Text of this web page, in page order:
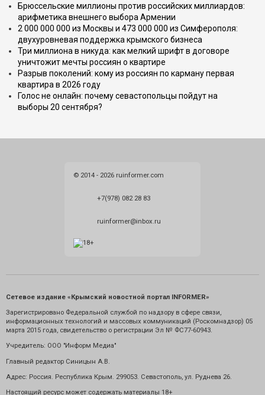
Брюссельские миллионы против российских миллиардов:
арифметика внешнего выбора Армении
2 000 000 000 из Москвы и 473 000 000 из Симферополя:
двухуровневая поддержка крымского бизнеса
Три миллиона в никуда: как мелкий шрифт в договоре
уничтожит мечты россиян о квартире
Разрыв поколений: кому из россиян по карману первая
квартира в 2026 году
Голос не онлайн: почему севастопольцы пойдут на
выборы 20 сентября?
© 2014 - 2026 ruinformer.com
+7(978) 082 28 83
ruinformer@inbox.ru
Сетевое издание «Крымский новостной портал INFORMER»
Зарегистрировано Федеральной службой по надзору в сфере связи,
информационных технологий и массовых коммуникаций (Роскомнадзор) 05
марта 2015 года, свидетельство о регистрации Эл № ФС77-60943.
Учредитель: ООО "Информ Медиа"
Главный редактор Синицын А.В.
Адрес: Россия. Республика Крым. 299053. Севастополь, ул. Руднева 26.
Настоящий ресурс может содержать материалы 18+